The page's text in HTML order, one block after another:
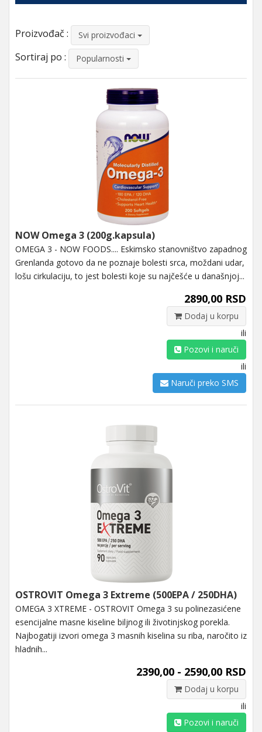
Proizvođač : Svi proizvođaci
Sortiraj po : Popularnosti
NOW Omega 3 (200g.kapsula)
OMEGA 3 - NOW FOODS.... Eskimsko stanovništvo zapadnog
Grenlanda gotovo da ne poznaje bolesti srca, moždani udar,
lošu cirkulaciju, to jest bolesti koje su najčešće u današnjoj...
2890,00 RSD
Dodaj u korpu
ili
Pozovi i naruči
ili
Naruči preko SMS
OSTROVIT Omega 3 Extreme (500EPA / 250DHA)
OMEGA 3 XTREME - OSTROVIT Omega 3 su polinezasićene
esencijalne masne kiseline biljnog ili životinjskog porekla.
Najbogatiji izvori omega 3 masnih kiselina su riba, naročito iz
hladnih...
2390,00 - 2590,00 RSD
Dodaj u korpu
ili
Pozovi i naruči